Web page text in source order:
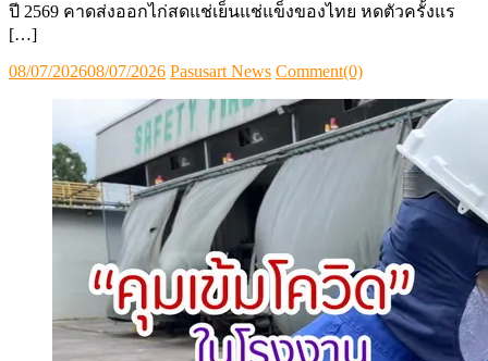
ปี 2569 คาดส่งออกไก่สดแช่เย็นแช่แข็งของไทย หดตัวครั้งแร
[…]
Posted
08/07/202608/07/2026 Author
Pasusart News Comment(0)